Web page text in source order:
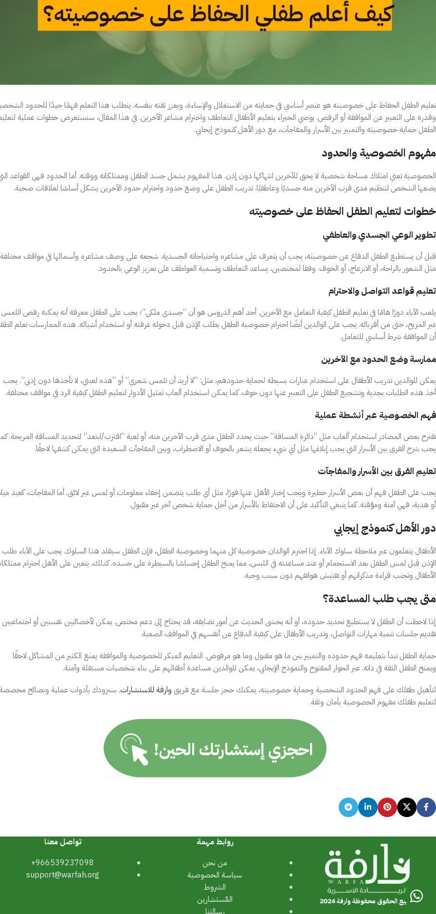
تعليم الطفل الحفاظ على خصوصيته هو عنصر أساسي في حمايته من الاستغلال والإساءة، ويعزز ثقته بنفسه. يتطلب هذا التعلم فهمًا جيدًا للحدود
وقدرة على التعبير عن الموافقة أو الرفض. يوصي الخبراء بتعليم الأطفال التعاطف واحترام مشاعر الآخرين. في هذا المقال، سنستعرض خطوات عملية
الطفل حماية خصوصيته والتمييز بين الأسرار والمفاجآت، مع دور الأهل كنموذج إيجابي.
مفهوم الخصوصية والحدود
الخصوصية تعني امتلاك مساحة شخصية لا يحق للآخرين انتهاكها دون إذن. هذا المفهوم يشمل جسد الطفل وممتلكاته ووقته. أما الحدود فهي القواعد
يضعها الشخص لتنظيم مدى قرب الآخرين منه جسديًا وعاطفيًا. تدريب الطفل على وضع حدود واحترام حدود الآخرين يشكل أساسًا لعلاقات صحية.
خطوات لتعليم الطفل الحفاظ على خصوصيته
تطوير الوعي الجسدي والعاطفي
قبل أن يستطيع الطفل الدفاع عن خصوصيته، يجب أن يتعرف على مشاعره واحتياجاته الجسدية. شجعه على وصف مشاعره وأسمائها في مواقف
مثل الشعور بالراحة، أو الانزعاج، أو الخوف. وفقا لمختصين، يساعد التعاطف وتسمية العواطف على تعزيز الوعي بالحدود.
تعليم قواعد التواصل والاحترام
يلعب الآباء دورًا هامًا في تعليم الطفل كيفية التعامل مع الآخرين. أحد أهم الدروس هو أن “جسدي ملكي”؛ يجب على الطفل معرفة أنه يمكنه رفض اللمس
غير المريح، حتى من أقربائه. يجب على الوالدين أيضًا احترام خصوصية الطفل بطلب الإذن قبل دخوله غرفته أو استخدام أشيائه. هذه الممارسات تعلم
أن الموافقة شرط أساسي للتعامل.
ممارسة وضع الحدود مع الآخرين
يمكن للوالدين تدريب الأطفال على استخدام عبارات بسيطة لحماية حدودهم، مثل: “لا أريد أن تلمس شعري” أو “هذه لعبتي، لا تأخذها دون إذني”. يجب
أخذ هذه الطلبات بجدية وتشجيع الطفل على التعبير عنها دون خوف. كما يمكن استخدام ألعاب تمثيل الأدوار لتعليم الطفل كيفية الرد في مواقف مختلفة.
فهم الخصوصية عبر أنشطة عملية
تقترح بعض المصادر استخدام ألعاب مثل “دائرة المسافة” حيث يحدد الطفل مدى قرب الآخرين منه، أو لعبة “اقترب/ابتعد” لتحديد المسافة المريحة.
يجب شرح الفرق بين الأسرار التي يجب إبلاغها مثل أي شيء يجعله يشعر بالخوف أو الاضطراب، وبين المفاجآت السعيدة التي يمكن كشفها لاحقًا.
تعليم الفرق بين الأسرار والمفاجآت
يجب على الطفل فهم أن بعض الأسرار خطيرة ويجب إخبار الأهل عنها فورًا، مثل أي طلب يتضمن إخفاء معلومات أو لمس غير لائق. أما المفاجآت، كعيد
أو هدية، فهي آمنة ومؤقتة. كما ينبغي التأكيد على أن الاحتفاظ بالأسرار من أجل حماية شخص آخر غير مقبول.
دور الأهل كنموذج إيجابي
الأطفال يتعلمون عبر ملاحظة سلوك الآباء. إذا احترم الوالدان خصوصية كل منهما وخصوصية الطفل، فإن الطفل سيقلد هذا السلوك. يجب على الآباء طلب
الإذن قبل لمس الطفل بعد الاستحمام أو عند مساعدته في اللبس، مما يمنح الطفل إحساسًا بالسيطرة على جسده. كذلك، يتعين على الأهل احترام
الأطفال وتجنب قراءة مذكراتهم أو تفتيش هواتفهم دون سبب وجيه.
متى يجب طلب المساعدة؟
إذا لاحظت أن الطفل لا يستطيع تحديد حدوده، أو أنه يخشى الحديث عن أمور تضايقه، قد يحتاج إلى دعم مختص. يمكن لأخصائيين نفسيين أو اجتماعيين
تقديم جلسات تنمية مهارات التواصل، وتدريب الأطفال على كيفية الدفاع عن أنفسهم في المواقف الصعبة.
حماية الطفل تبدأ بتعليمه فهم حدوده والتمييز بين ما هو مقبول وما هو مرفوض. التعليم المبكر للخصوصية والموافقة يمنع الكثير من المشاكل لاحقًا
ويمنح الطفل الثقة في ذاته. عبر الحوار المفتوح والنموذج الإيجابي، يمكن للوالدين مساعدة أطفالهم على بناء شخصيات مستقلة وآمنة.
لتأهيل طفلك على فهم الحدود الشخصية وحماية خصوصيته، يمكنك حجز جلسة مع فريق وارفة للاستشارات. سنزودك بأدوات عملية ونصائح
لتعليم طفلك مفهوم الخصوصية بأمان وثقة.
جميع الحقوق محفوظة وارفة 2024
روابط مهمة
من نحن
سياسة الخصوصية
الشروط
المٌستشارين
رسالتنا
تواصل معنا
966539237098+
support@warfah.org